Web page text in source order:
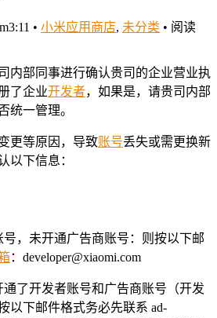
• 小米应用商店, 未分类 • 阅读
内部同事进行确认贵司的企业营业执
了企业开发者，如果是，请贵司内部
统一管理。
更等原因，导致账号丢失或需更换新
以下信息：
号，未开通广告商账号：则按以下邮
：developer@xiaomi.com
通了开发者账号和广告商账号（开发
以下邮件格式务必先联系 ad-